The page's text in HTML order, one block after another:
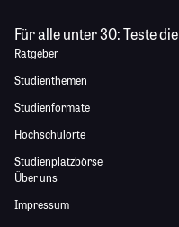
Für alle unter 30:Teste die
Ratgeber
Studienthemen
Studienformate
Hochschulorte
Studienplatzbörse
Über uns
Impressum